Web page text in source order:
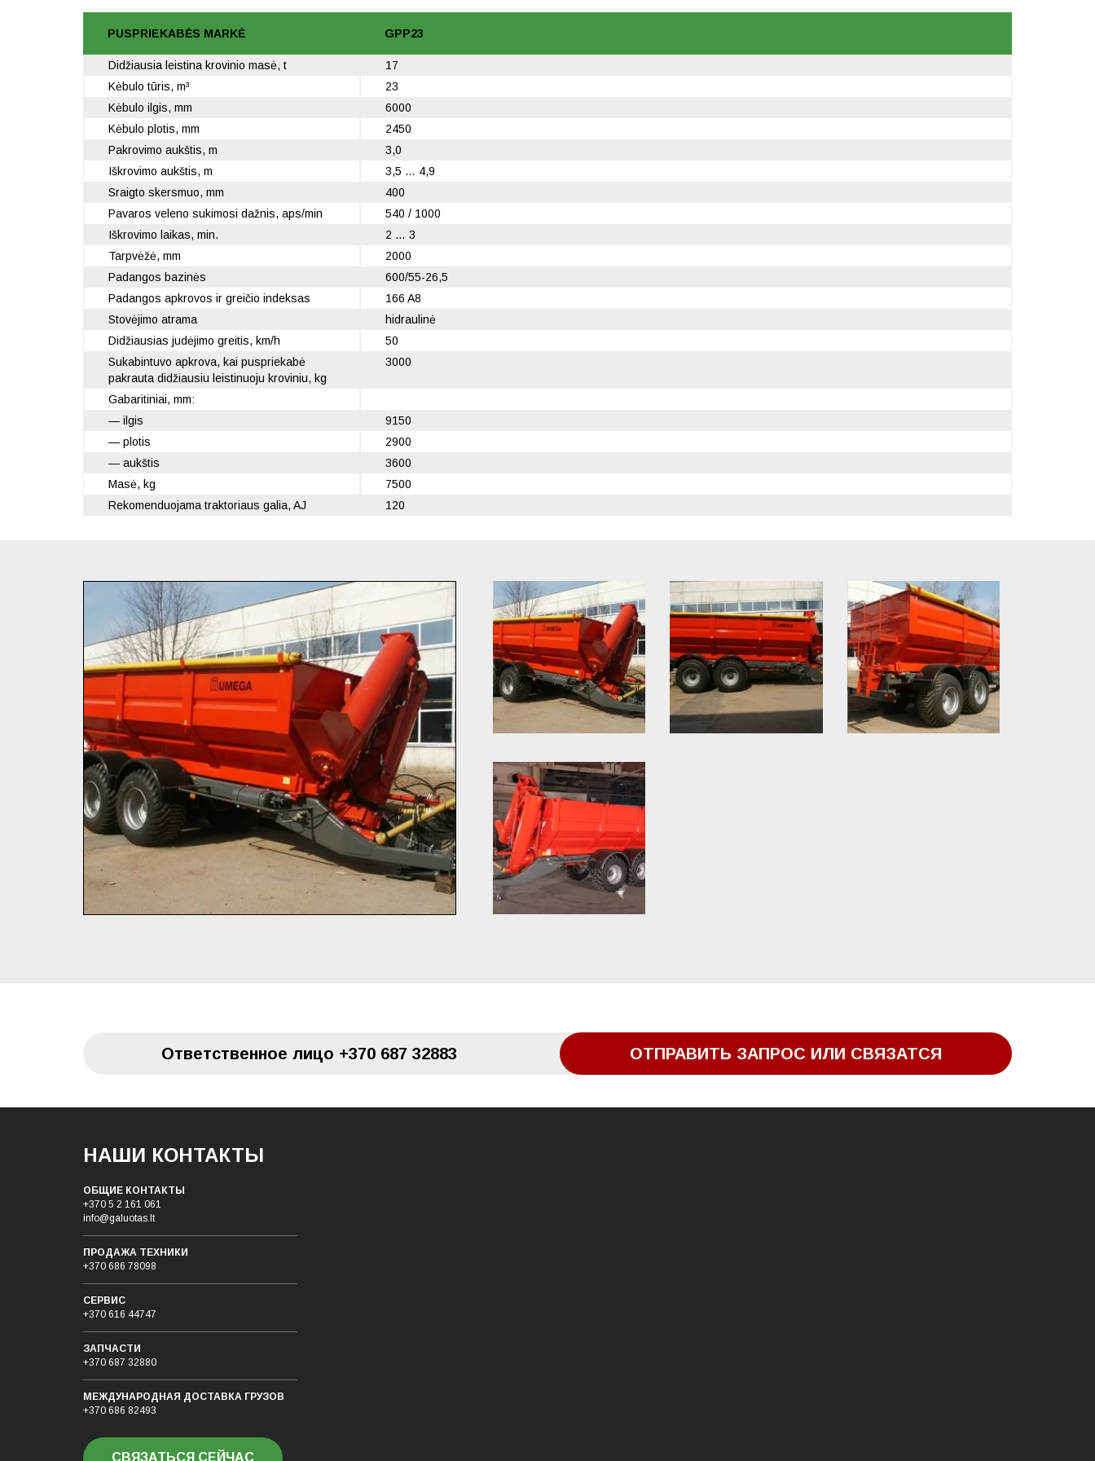
PUSPRIEKABĖS MARKĖ
Didžiausia leistina krovinio masė, t
Kėbulo tūris, m³
Kėbulo ilgis, mm
Kėbulo plotis, mm
Pakrovimo aukštis, m
Iškrovimo aukštis, m
Sraigto skersmuo, mm
Pavaros veleno sukimosi dažnis, aps/min
Iškrovimo laikas, min.
Tarpvėžė, mm
Padangos bazinės
Padangos apkrovos ir greičio indeksas
Stovėjimo atrama
Didžiausias judėjimo greitis, km/h
Sukabintuvo apkrova, kai puspriekabė
pakrauta didžiausiu leistinuoju kroviniu, kg
Gabaritiniai, mm:
— ilgis
— plotis
— aukštis
Masė, kg
Rekomenduojama traktoriaus galia, AJ
GPP23
17
23
6000
2450
3,0
3,5 … 4,9
400
540 / 1000
2 … 3
2000
600/55-26,5
166 A8
hidraulinė
50
3000
9150
2900
3600
7500
120
Oтветственное лицо +370 687 32883 ОТПРАВИТЬ ЗАПРОС ИЛИ СВЯЗАТСЯ
НАШИ КОНТАКТЫ
ОБЩИЕ КОНТАКТЫ
+370 5 2 161 061
info@galuotas.lt
ПРОДАЖА ТЕХНИКИ
+370 686 78098
СЕРВИС
+370 616 44747
ЗАПЧАСТИ
+370 687 32880
МЕЖДУНАРОДНАЯ ДОСТАВКА ГРУЗОB
+370 686 82493
СВЯЗАТЬСЯ СЕЙЧАС